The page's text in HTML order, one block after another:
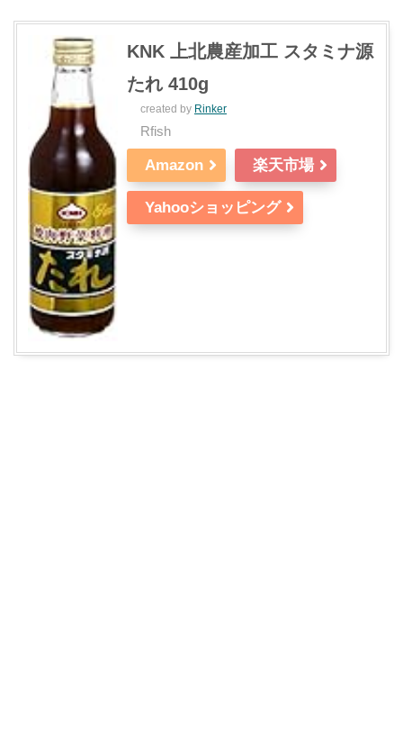
KNK 上北農産加工 スタミナ源
たれ 410g
created by Rinker
Rfish
Amazon 楽天市場
Yahooショッピング